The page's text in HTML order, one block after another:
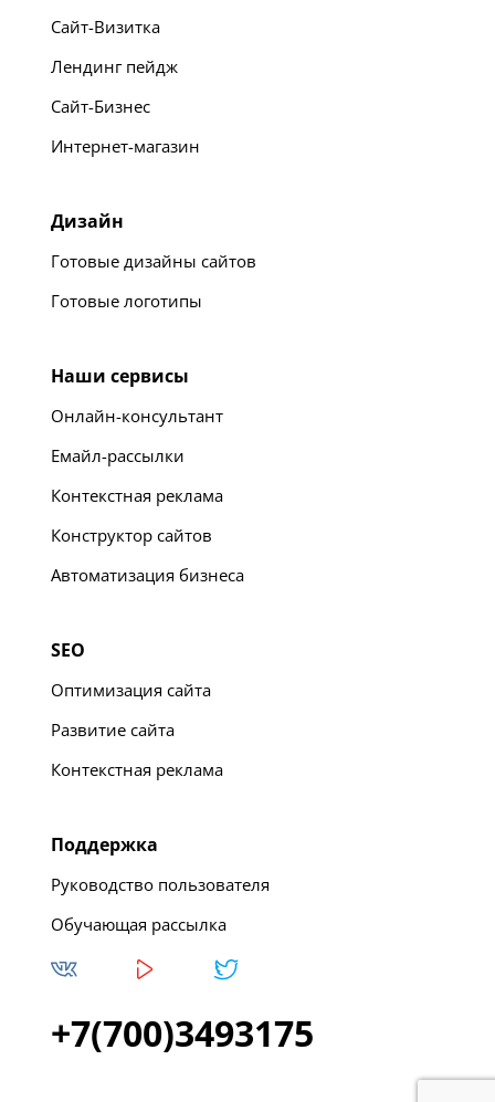
Сайт-Визитка
Лендинг пейдж
Сайт-Бизнес
Интернет-магазин
Дизайн
Готовые дизайны сайтов
Готовые логотипы
Наши сервисы
Онлайн-консультант
Емайл-рассылки
Контекстная реклама
Конструктор сайтов
Автоматизация бизнеса
SEO
Оптимизация сайта
Развитие сайта
Контекстная реклама
Поддержка
Руководство пользователя
Обучающая рассылка
+7(700)3493175